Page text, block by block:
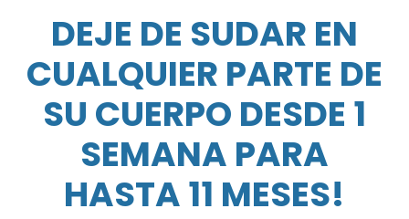
DEJE DE SUDAR EN
CUALQUIER PARTE DE
SU CUERPO DESDE 1
SEMANA PARA
HASTA 11 MESES!